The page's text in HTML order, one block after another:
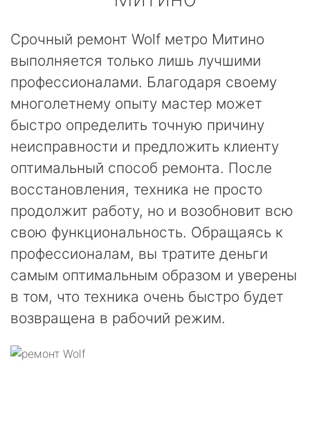
Срочный ремонт Wolf метро Митино
выполняется только лишь лучшими
профессионалами. Благодаря своему
многолетнему опыту мастер может
быстро определить точную причину
неисправности и предложить клиенту
оптимальный способ ремонта. После
восстановления, техника не просто
продолжит работу, но и возобновит всю
свою функциональность. Обращаясь к
профессионалам, вы тратите деньги
самым оптимальным образом и уверены
в том, что техника очень быстро будет
возвращена в рабочий режим.